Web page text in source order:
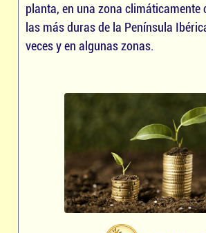
planta, en una zona climáticamente
las más duras de la Península
veces y en algunas zonas.